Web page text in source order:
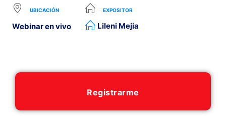
UBICACIÓN
Webinar en vivo
EXPOSITOR
Lileni Mejia
Registrarme